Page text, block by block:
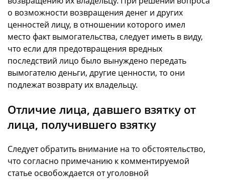
о возможности возвращения денег и других
ценностей лицу, в отношении которого имел
место факт вымогательства, следует иметь в виду,
что если для предотвращения вредных
последствий лицо было вынуждено передать
вымогателю деньги, другие ценности, то они
подлежат возврату их владельцу.
Отличие лица, давшего взятку от
лица, получившего взятку
Следует обратить внимание на то обстоятельство,
что согласно примечанию к комментируемой
статье освобождается от уголовной